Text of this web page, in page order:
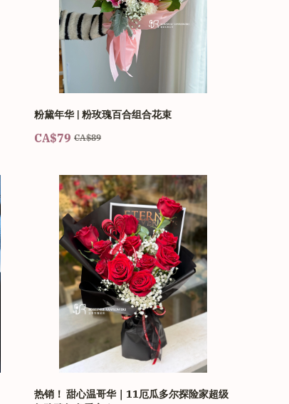
粉黛年华 | 粉玫瑰百合组合花束
CA$79 CA$89
热销！ 甜心温哥华｜11厄瓜多尔探险家超级